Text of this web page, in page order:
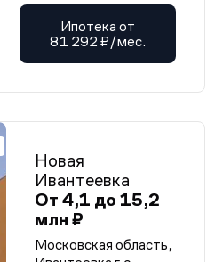
Ипотека от
81 292 ₽/мес.
Новая
Ивантеевка
От 4,1 до 15,2
млн ₽
Московская область,